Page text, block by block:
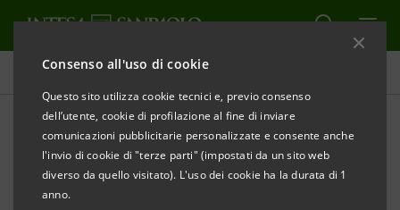
Consenso all'uso di cookie
Questo sito utilizza cookie tecnici e, previo consenso
dell’utente, cookie di profilazione al fine di inviare
comunicazioni pubblicitarie personalizzate e consente anche
l'invio di cookie di "terze parti" (impostati da un sito web
diverso da quello visitato). L'uso dei cookie ha la durata di 1
anno.
Comunicati stampa
STAMPA AGGIORNA
INTESA SANPAOLO LANCIA “CARDEA”, IL NUOVO
PORTALE DELLA DIVISIONE IMI CORPORATE &